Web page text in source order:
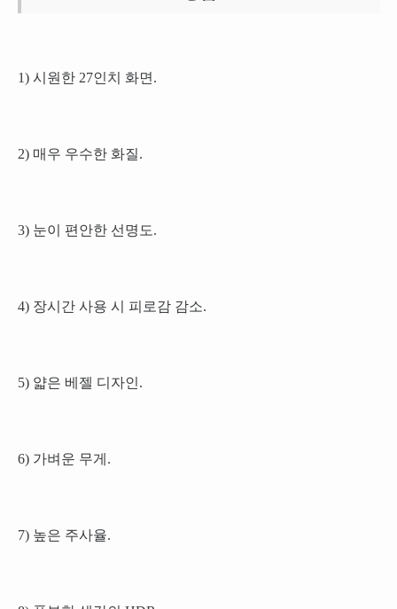
1) 시원한 27인치 화면.
2) 매우 우수한 화질.
3) 눈이 편안한 선명도.
4) 장시간 사용 시 피로감 감소.
5) 얇은 베젤 디자인.
6) 가벼운 무게.
7) 높은 주사율.